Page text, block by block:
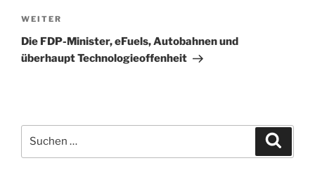
Nächster
Beitrag
WEITER
Die FDP-Minister, eFuels, Autobahnen und
überhaupt Technologieoffenheit
nach: